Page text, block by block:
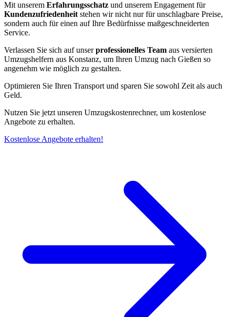
Mit unserem Erfahrungsschatz und unserem Engagement für
Kundenzufriedenheit stehen wir nicht nur für unschlagbare Preise,
sondern auch für einen auf Ihre Bedürfnisse maßgeschneiderten
Service.
Verlassen Sie sich auf unserprofessionelles Team aus versierten
Umzugshelfern aus Konstanz, um Ihren Umzug nach Gießen so
angenehm wie möglich zu gestalten.
Optimieren Sie Ihren Transport und sparen Sie sowohl Zeit als auch
Geld.
Nutzen Sie jetzt unseren Umzugskostenrechner, um kostenlose
Angebote zu erhalten.
Kostenlose Angebote erhalten!